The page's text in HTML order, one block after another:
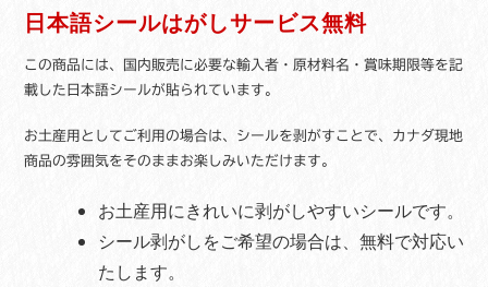
日本語シールはがしサービス無料
この商品には、国内販売に必要な輸入者・原材料名・賞味期限等を記
載した日本語シールが貼られています。
お土産用としてご利用の場合は、シールを剥がすことで、カナダ現地
商品の雰囲気をそのままお楽しみいただけます。
お土産用にきれいに剥がしやすいシールです。
シール剥がしをご希望の場合は、無料で対応い
たします。